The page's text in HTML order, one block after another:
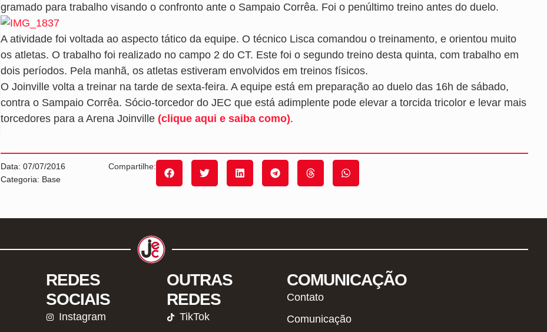
gramado para trabalho visando o confronto ante o Sampaio Corrêa. Foi o penúltimo treino antes do duelo.
A atividade foi voltada ao aspecto tático da equipe. O técnico Lisca comandou o treinamento, e orientou muito
os atletas. O trabalho foi realizado no campo 2 do CT. Este foi o segundo treino desta quinta, com trabalho em
dois períodos. Pela manhã, os atletas estiveram envolvidos em treinos físicos.
O Joinville volta a treinar na tarde de sexta-feira. A equipe está em preparação ao duelo das 16h de sábado,
contra o Sampaio Corrêa. Sócio-torcedor do JEC que está adimplente pode elevar a torcida tricolor e levar mais
torcedores para a Arena Joinville (clique aqui e saiba como).
Data: 07/07/2016
Categoria: Base
Compartilhe:
REDES
SOCIAIS
Instagram
OUTRAS
REDES
TikTok
COMUNICAÇÃO
Contato
Comunicação